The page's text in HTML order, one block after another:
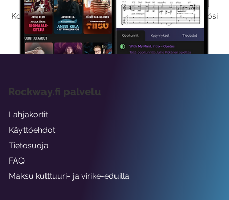
Kokeilemalla ilmaiseksi saat koko sisältömme käyttöösi
viikon ajaksi.
Rockway.fi palvelu
Lahjakortit
Käyttöehdot
Tietosuoja
FAQ
Maksu kulttuuri- ja virike-eduilla